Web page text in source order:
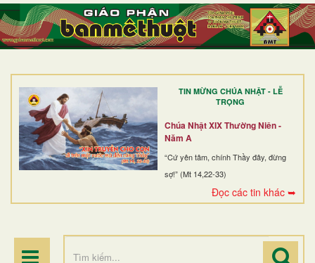
TIN MỪNG CHÚA NHẬT - LỄ
TRỌNG
Chúa Nhật XIX Thường Niên -
Năm A
“Cứ yên tâm, chính Thầy đây, đừng
sợ!” (Mt 14,22-33)
Đọc các tin khác ➥
TRANG NHẤT
GIỚI THIỆU
DÒNG TU
BAN MỤC VỤ
ĐOÀN THỂ CG
ĐIỂM HÀNH HƯƠNG